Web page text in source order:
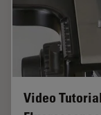
Video